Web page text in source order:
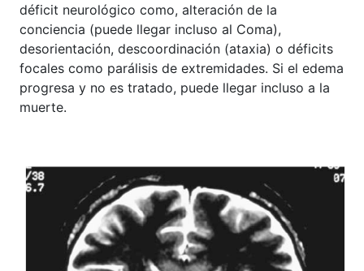
déficit neurológico como, alteración de la
conciencia (puede llegar incluso al Coma),
desorientación, descoordinación (ataxia) o déficits
focales como parálisis de extremidades. Si el edema
progresa y no es tratado, puede llegar incluso a la
muerte.